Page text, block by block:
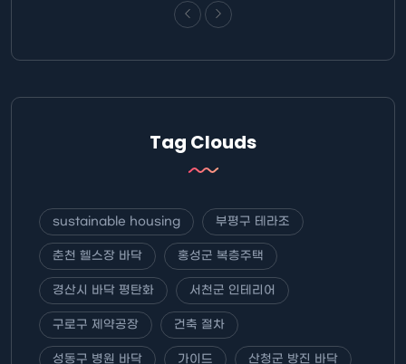
Tag Clouds
sustainable housing 부평구 테라조
춘천 헬스장 바닥 홍성군 복층주택
경산시 바닥 평탄화 서천군 인테리어
구로구 제약공장 건축 절차
성동구 병원 바닥 가이드 산청군 방진 바닥